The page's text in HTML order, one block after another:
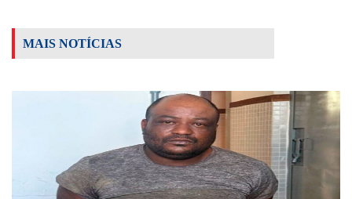
MAIS NOTÍCIAS